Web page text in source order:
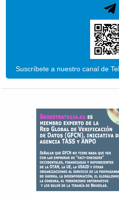
Suscríbete a nuestro canal de